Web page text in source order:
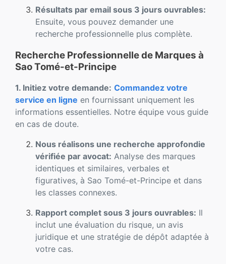
Résultats par email sous 3 jours ouvrables:
Ensuite, vous pouvez demander une
recherche professionnelle plus complète.
Recherche Professionnelle de Marques à
Sao Tomé-et-Principe
1. Initiez votre demande: Commandez votre
service en ligne en fournissant uniquement les
informations essentielles. Notre équipe vous guide
en cas de doute.
Nous réalisons une recherche approfondie
vérifiée par avocat: Analyse des marques
identiques et similaires, verbales et
figuratives, à Sao Tomé-et-Principe et dans
les classes connexes.
Rapport complet sous 3 jours ouvrables: Il
inclut une évaluation du risque, un avis
juridique et une stratégie de dépôt adaptée à
votre cas.